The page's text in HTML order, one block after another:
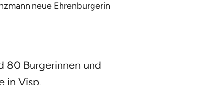
neue Ehrenburgerin
80 Burgerinnen und
in Visp.